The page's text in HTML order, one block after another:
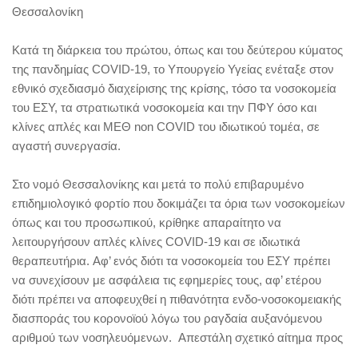
Θεσσαλονίκη
Κατά τη διάρκεια του πρώτου, όπως και του δεύτερου κύματος
της πανδημίας COVID-19, το Υπουργείο Υγείας ενέταξε στον
εθνικό σχεδιασμό διαχείρισης της κρίσης, τόσο τα νοσοκομεία
του ΕΣΥ, τα στρατιωτικά νοσοκομεία και την ΠΦΥ όσο και
κλίνες απλές και ΜΕΘ non COVID του ιδιωτικού τομέα, σε
αγαστή συνεργασία.
Στο νομό Θεσσαλονίκης και μετά το πολύ επιβαρυμένο
επιδημιολογικό φορτίο που δοκιμάζει τα όρια των νοσοκομείων
όπως και του προσωπικού, κρίθηκε απαραίτητο να
λειτουργήσουν απλές κλίνες COVID-19 και σε ιδιωτικά
θεραπευτήρια. Αφ’ ενός διότι τα νοσοκομεία του ΕΣΥ πρέπει
να συνεχίσουν με ασφάλεια τις εφημερίες τους, αφ’ ετέρου
διότι πρέπει να αποφευχθεί η πιθανότητα ενδο-νοσοκομειακής
διασποράς του κορονοϊού λόγω του ραγδαία αυξανόμενου
αριθμού των νοσηλευόμενων. Απεστάλη σχετικό αίτημα προς